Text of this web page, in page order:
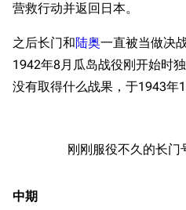
营救行动并返回日本。
之后长门和陆奥一直被当做决
1942年8月瓜岛战役刚开始时
没有取得什么战果，于1943年1
刚刚服役不久的长门
中期